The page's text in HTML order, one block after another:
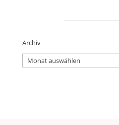
Archiv
Archiv